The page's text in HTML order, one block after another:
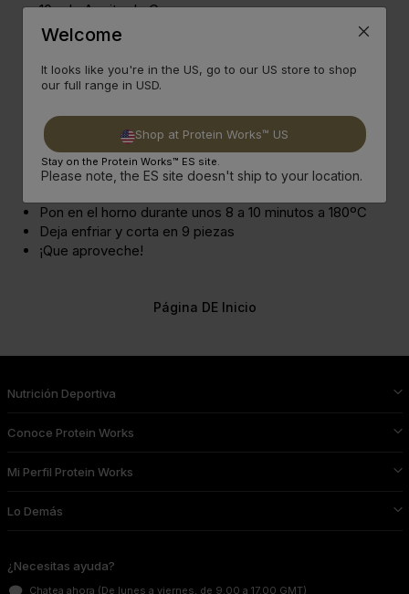
10g deAceite de Coco
5g de Cacao en Polvo
Preparación:
Combina todos los ingredientes secos y después
añade la leche de coco, el plátano, huevo, clara de
huevo y aceite de coco. Mezcla todo y vierte en un
Pon en el horno durante unos 8 a 10 minutos a 180ºC
Deja enfriar y corta en 9 piezas
¡Que aproveche!
Página DE Inicio
Nutrición Deportiva
Conoce Protein Works
Mi Perfil Protein Works
Lo Demás
¿Necesitas ayuda?
Chatea ahora (De lunes a viernes, de 9.00 a 17.00 GMT)
Welcome
It looks like you're in the US, go to our US store to shop
our full range in USD.
Shop at Protein Works™ US
Stay on the Protein Works™ ES site.
Please note, the ES site doesn't ship to your location.